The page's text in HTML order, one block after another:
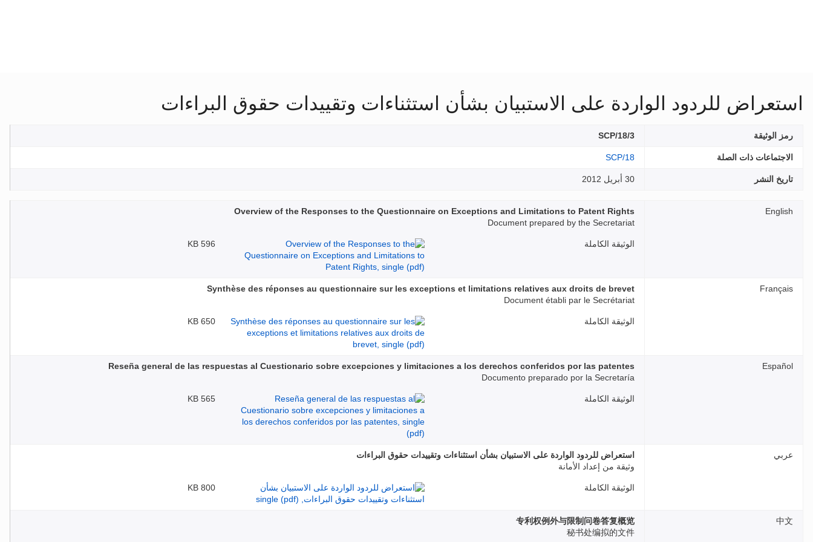
استعراض للردود الواردة على الاستبيان بشأن استثناءات وتقييدات حقوق البراءات
رمز الوثيقة SCP/18/3
الاجتماعات ذات الصلة SCP/18
تاريخ النشر 30 أبريل 2012
English
Overview of the Responses to the Questionnaire on Exceptions and Limitations to Patent Rights
Document prepared by the Secretariat
الوثيقة الكاملة 596 KB
Français
Synthèse des réponses au questionnaire sur les exceptions et limitations relatives aux droits de brevet
Document établi par le Secrétariat
الوثيقة الكاملة 650 KB
Español
Reseña general de las respuestas al Cuestionario sobre excepciones y limitaciones a los derechos conferidos por las patentes
Documento preparado por la Secretaría
الوثيقة الكاملة 565 KB
عربي
استعراض للردود الواردة على الاستبيان بشأن استثناءات وتقييدات حقوق البراءات
وثيقة من إعداد الأمانة
الوثيقة الكاملة 800 KB
中文
专利权例外与限制问卷答复概览
秘书处编拟的文件